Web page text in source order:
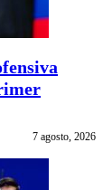
7 agosto, 2026